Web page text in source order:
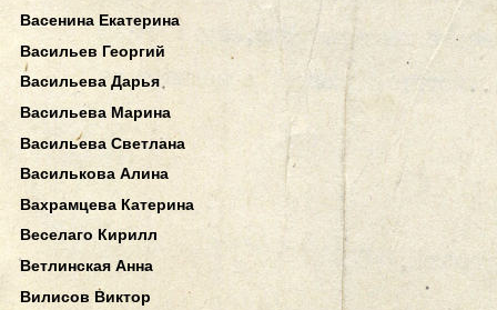
Васенина Екатерина
Васильев Георгий
Васильева Дарья
Васильева Марина
Васильева Светлана
Василькова Алина
Вахрамцева Катерина
Веселаго Кирилл
Ветлинская Анна
Вилисов Виктор